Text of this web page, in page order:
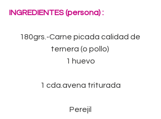
INGREDIENTES (persona) :
180grs.-Carne picada calidad de
ternera (o pollo)
1 huevo
1 cda.avena triturada
Perejil